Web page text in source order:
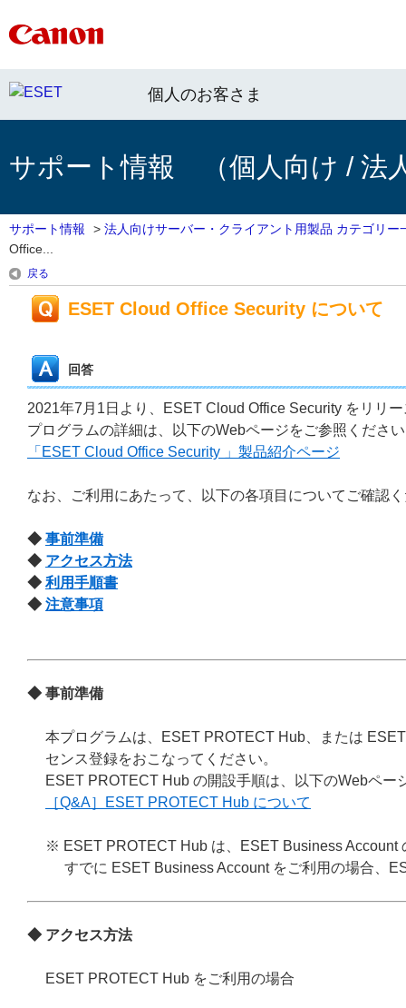
個人のお客さま
サポート情報 （個人向け / 法
サポート情報 > 法人向けサーバー・クライアント用製品 カテゴリー
Office...
戻る
ESET Cloud Office Security について
回答
2021年7月1日より、ESET Cloud Office Security をリリ
プログラムの詳細は、以下のWebページをご参照くださ
「ESET Cloud Office Security 」製品紹介ページ
なお、ご利用にあたって、以下の各項目についてご確認
◆ 事前準備
◆ アクセス方法
◆ 利用手順書
◆ 注意事項
◆ 事前準備
本プログラムは、ESET PROTECT Hub、または
センス登録をおこなってください。
ESET PROTECT Hub の開設手順は、以下のWebペー
［Q&A］ESET PROTECT Hub について
※ ESET PROTECT Hub は、ESET Business Account
すでに ESET Business Account をご利用の場合、
◆ アクセス方法
ESET PROTECT Hub をご利用の場合